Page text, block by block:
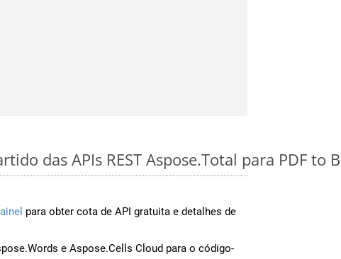
das APIs REST Aspose.Total para PDF to
para obter cota de API gratuita e detalhes de
e Aspose.Cells Cloud para o código-